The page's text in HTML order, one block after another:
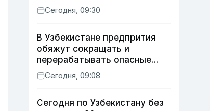
Самарканде
Сегодня, 09:30
В Узбекистане предпрития
обяжут сокращать и
перерабатывать опасные
отходы
Сегодня, 09:08
Сегодня по Узбекистану без